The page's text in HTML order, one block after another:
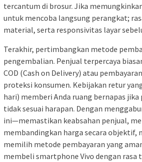
tercantum di brosur. Jika
untuk mencoba langsung perangkat;
material, serta responsivitas layar
Terakhir, pertimbangkan metode
pengembalian. Penjual terpercaya
COD (Cash on Delivery) atau
proteksi konsumen. Kebijakan retur
hari) memberi Anda ruang bernapas
tidak sesuai harapan. Dengan
ini—memastikan keabsahan penjual,
membandingkan harga secara objektif,
memilih metode pembayaran yang
membeli smartphone Vivo dengan rasa